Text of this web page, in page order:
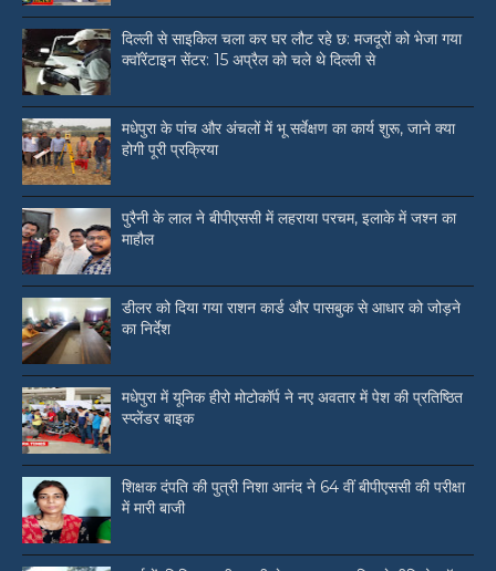
दिल्ली से साइकिल चला कर घर लौट रहे छ: मजदूरों को भेजा गया
क्वॉरेंटाइन सेंटर: 15 अप्रैल को चले थे दिल्ली से
मधेपुरा के पांच और अंचलों में भू सर्वेक्षण का कार्य शुरू, जाने क्या
होगी पूरी प्रक्रिया
पुरैनी के लाल ने बीपीएससी में लहराया परचम, इलाके में जश्न का
माहौल
डीलर को दिया गया राशन कार्ड और पासबुक से आधार को जोड़ने
का निर्देश
मधेपुरा में यूनिक हीरो मोटोकॉर्प ने नए अवतार में पेश की प्रतिष्ठित
स्प्लेंडर बाइक
शिक्षक दंपति की पुत्री निशा आनंद ने 64 वीं बीपीएससी की परीक्षा
में मारी बाजी